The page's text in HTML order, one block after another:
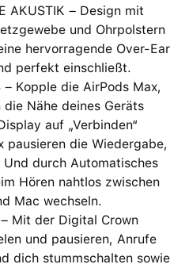
AKUSTIK – Design mit
und Ohrpolstern
hervorragende Over-Ear
perfekt einschließt.
– Kopple die AirPods Max,
Nähe deines Geräts
auf „Verbinden“
pausieren die Wiedergabe,
durch Automatisches
Hören nahtlos zwischen
Mac wechseln.
– Mit der Digital Crown
und pausieren, Anrufe
dich stummschalten sowie